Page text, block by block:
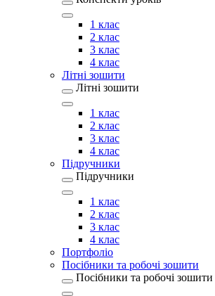
1 клас
2 клас
3 клас
4 клас
Літні зошити
Літні зошити
1 клас
2 клас
3 клас
4 клас
Підручники
Підручники
1 клас
2 клас
3 клас
4 клас
Портфоліо
Посібники та робочі зошити
Посібники та робочі зошити